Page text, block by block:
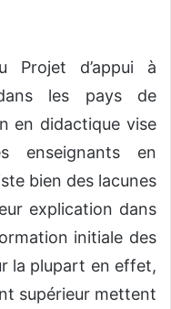
Projet d’appui à
dans les pays de
en didactique vise
enseignants en
bien des lacunes
explication dans
initiale des
la plupart en effet,
supérieur mettent